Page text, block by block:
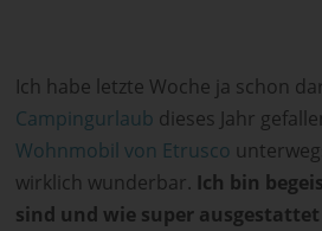
Ich habe letzte Woche ja schon
Campingurlaub dieses Jahr
Wohnmobil von Etrusco
wirklich wunderbar. Ich bin
sind und wie super